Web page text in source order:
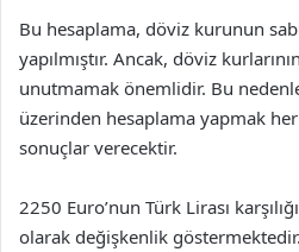
Bu hesaplama, döviz kurunun
yapılmıştır. Ancak, döviz
unutmamak önemlidir. Bu
üzerinden hesaplama yapmak
sonuçlar verecektir.
2250 Euro’nun Türk Lirası
olarak değişkenlik